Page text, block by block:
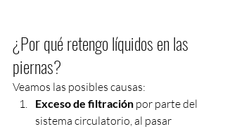
¿Por qué retengo líquidos en las
piernas?
Veamos las posibles causas:
Exceso de filtración por parte del
sistema circulatorio, al pasar